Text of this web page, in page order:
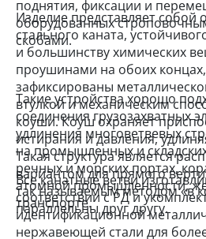
поднятия, фиксации и
оборудованных
скобами.
Изделие представляет собой
стального каната,
и большинству химических
проушинами на обоих
зафиксированы
втулкой и механическим
коуши. Коуш охраняет
истирания и давления,
Такая структура является
вариантом для прямого
так называемым методом «в
параллельны друг другу.
Такие устройства хорошо
соединения грузозахватных
удлинения многоветвевых
на промышленных и
речных и морских портах,
атомной промышленности,
транспорте.
Все канатные ветви
соответствии с РД и
идентификационной
нержавеющей стали для